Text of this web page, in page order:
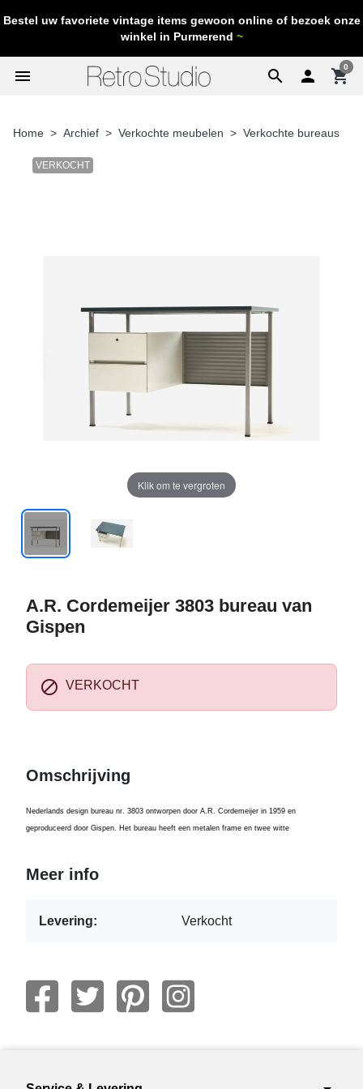
Bestel uw favoriete vintage items gewoon online of bezoek onze
winkel in Purmerend ~
search
menu  shopping_cart
0
Home Archief Verkochte meubelen Verkochte bureaus
VERKOCHT
Klik om te vergroten
A.R. Cordemeijer 3803 bureau van
Gispen
 VERKOCHT
Omschrijving
Nederlands design bureau nr. 3803 ontworpen door A.R. Cordemeijer in 1959 en
geproduceerd door Gispen. Het bureau heeft een metalen frame en twee witte
Meer info
Levering: Verkocht